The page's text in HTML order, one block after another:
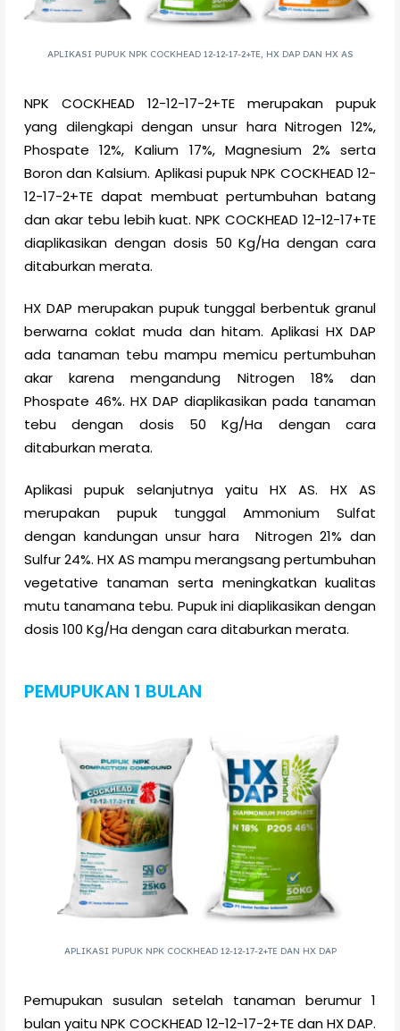
APLIKASI PUPUK NPK COCKHEAD 12-12-17-2+TE, HX DAP DAN HX AS
NPK COCKHEAD 12-12-17-2+TE merupakan pupuk
yang dilengkapi dengan unsur hara Nitrogen 12%,
Phospate 12%, Kalium 17%, Magnesium 2% serta
Boron dan Kalsium. Aplikasi pupuk NPK COCKHEAD 12-
12-17-2+TE dapat membuat pertumbuhan batang
dan akar tebu lebih kuat. NPK COCKHEAD 12-12-17+TE
diaplikasikan dengan dosis 50 Kg/Ha dengan cara
ditaburkan merata.
HX DAP merupakan pupuk tunggal berbentuk granul
berwarna coklat muda dan hitam. Aplikasi HX DAP
ada tanaman tebu mampu memicu pertumbuhan
akar karena mengandung Nitrogen 18% dan
Phospate 46%. HX DAP diaplikasikan pada tanaman
tebu dengan dosis 50 Kg/Ha dengan cara
ditaburkan merata.
Aplikasi pupuk selanjutnya yaitu HX AS. HX AS
merupakan pupuk tunggal Ammonium Sulfat
dengan kandungan unsur hara Nitrogen 21% dan
Sulfur 24%. HX AS mampu merangsang pertumbuhan
vegetative tanaman serta meningkatkan kualitas
mutu tanamana tebu. Pupuk ini diaplikasikan dengan
dosis 100 Kg/Ha dengan cara ditaburkan merata.
PEMUPUKAN 1 BULAN
APLIKASI PUPUK NPK COCKHEAD 12-12-17-2+TE DAN HX DAP
Pemupukan susulan setelah tanaman berumur 1
bulan yaitu NPK COCKHEAD 12-12-17-2+TE dan HX DAP.